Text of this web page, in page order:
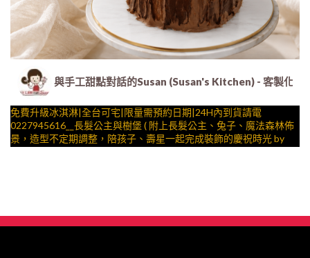
與手工甜點對話的Susan (Susan's Kitchen) - 客製化
免費升級冰淇淋|全台可宅|限量需預約日期|24H內到貨請電
0227945616__長髮公主與樹堡 ( 附上長髮公主、兔子、魔法森林佈
景，造型不定期調整，陪孩子、壽星一起完成裝飾的慶祝時光 by